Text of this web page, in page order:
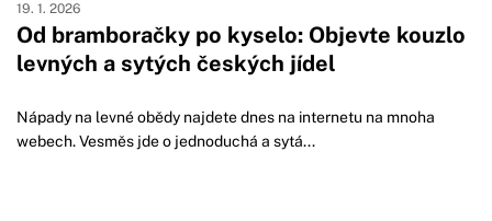
Od bramboračky po kyselo: Objevte kouzlo
levných a sytých českých jídel
19. 1. 2026
Nápady na levné obědy najdete dnes na internetu na mnoha
webech. Vesměs jde o jednoduchá a sytá...